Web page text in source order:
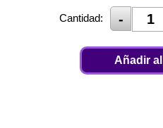
Cantidad:
Añadir